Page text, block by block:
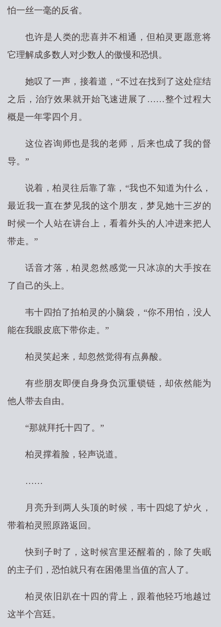
怕一丝一毫的反省。
也许是人类的悲喜并不相通，但柏灵更愿意将
它理解成多数人对少数人的傲慢和恐惧。
她叹了一声，接着道，“不过在找到了这处症结
之后，治疗效果就开始飞速进展了……整个过程大
概是一年零四个月。
这位咨询师也是我的老师，后来也成了我的督
导。”
说着，柏灵往后靠了靠，“我也不知道为什么，
最近我一直在梦见我的这个朋友，梦见她十三岁的
时候一个人站在讲台上，看着外头的人冲进来把人
带走。”
话音才落，柏灵忽然感觉一只冰凉的大手按在
了自己的头上。
韦十四拍了拍柏灵的小脑袋，“你不用怕，没人
能在我眼皮底下带你走。”
柏灵笑起来，却忽然觉得有点鼻酸。
有些朋友即便自身身负沉重锁链，却依然能为
他人带去自由。
“那就拜托十四了。”
柏灵撑着脸，轻声说道。
……
月亮升到两人头顶的时候，韦十四熄了炉火，
带着柏灵照原路返回。
快到子时了，这时候宫里还醒着的，除了失眠
的主子们，恐怕就只有在困倦里当值的宫人了。
柏灵依旧趴在十四的背上，跟着他轻巧地越过
这半个宫廷。